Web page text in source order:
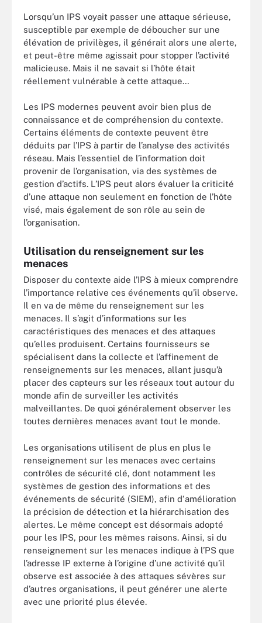
Lorsqu’un IPS voyait passer une attaque sérieuse,
susceptible par exemple de déboucher sur une
élévation de privilèges, il générait alors une alerte,
et peut-être même agissait pour stopper l’activité
malicieuse. Mais il ne savait si l’hôte était
réellement vulnérable à cette attaque…
Les IPS modernes peuvent avoir bien plus de
connaissance et de compréhension du contexte.
Certains éléments de contexte peuvent être
déduits par l’IPS à partir de l’analyse des activités
réseau. Mais l’essentiel de l’information doit
provenir de l’organisation, via des systèmes de
gestion d’actifs. L’IPS peut alors évaluer la criticité
d’une attaque non seulement en fonction de l’hôte
visé, mais également de son rôle au sein de
l’organisation.
Utilisation du renseignement sur les
menaces
Disposer du contexte aide l’IPS à mieux comprendre
l’importance relative ces événements qu’il observe.
Il en va de même du renseignement sur les
menaces. Il s’agit d’informations sur les
caractéristiques des menaces et des attaques
qu’elles produisent. Certains fournisseurs se
spécialisent dans la collecte et l’affinement de
renseignements sur les menaces, allant jusqu’à
placer des capteurs sur les réseaux tout autour du
monde afin de surveiller les activités
malveillantes. De quoi généralement observer les
toutes dernières menaces avant tout le monde.
Les organisations utilisent de plus en plus le
renseignement sur les menaces avec certains
contrôles de sécurité clé, dont notamment les
systèmes de gestion des informations et des
événements de sécurité (SIEM), afin d‘amélioration
la précision de détection et la hiérarchisation des
alertes. Le même concept est désormais adopté
pour les IPS, pour les mêmes raisons. Ainsi, si du
renseignement sur les menaces indique à l’PS que
l’adresse IP externe à l’origine d’une activité qu’il
observe est associée à des attaques sévères sur
d’autres organisations, il peut générer une alerte
avec une priorité plus élevée.